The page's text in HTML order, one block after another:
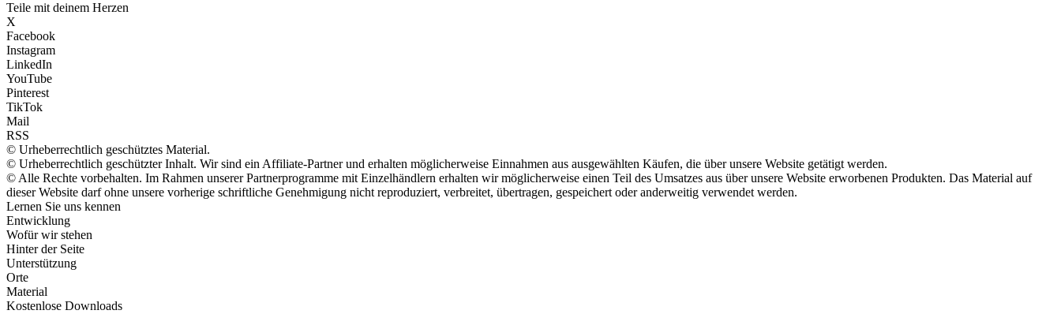
Teile mit deinem Herzen
X
Facebook
Instagram
LinkedIn
YouTube
Pinterest
TikTok
Mail
RSS
© Urheberrechtlich geschütztes Material.
© Urheberrechtlich geschützter Inhalt. Wir sind ein Affiliate-Partner und erhalten möglicherweise Einnahmen aus ausgewählten Käufen, die über unsere Website getätigt werden.
© Alle Rechte vorbehalten. Im Rahmen unserer Partnerprogramme mit Einzelhändlern erhalten wir möglicherweise einen Teil des Umsatzes aus über unsere Website erworbenen Produkten. Das Material auf
dieser Website darf ohne unsere vorherige schriftliche Genehmigung nicht reproduziert, verbreitet, übertragen, gespeichert oder anderweitig verwendet werden.
Lernen Sie uns kennen
Entwicklung
Wofür wir stehen
Hinter der Seite
Unterstützung
Orte
Material
Kostenlose Downloads